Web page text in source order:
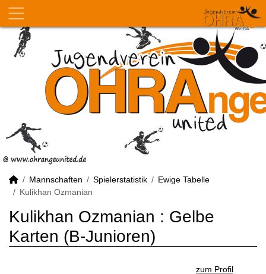
Mannschaften Spielerstatistik
Ewige Tabelle
Kulikhan Ozmanian
Kulikhan Ozmanian : Gelbe
Karten (B-Junioren)
zum Profil